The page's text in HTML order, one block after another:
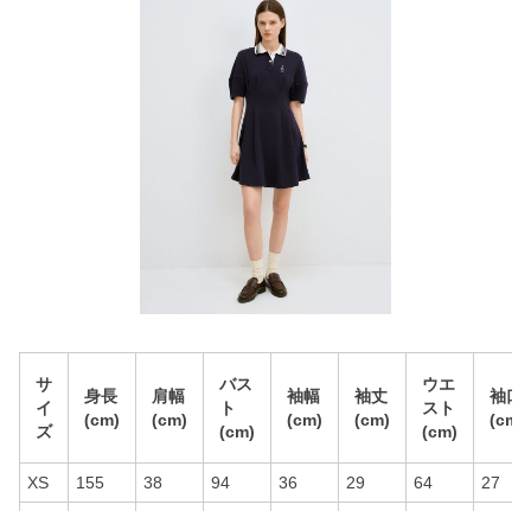
サ
イ
ズ
身長
(cm)
肩幅
(cm)
バス
ト
(cm)
袖幅
(cm)
袖丈
(cm)
ウエ
スト
(cm)
袖口
(cm)
XS 155 38 94 36 29 64 27